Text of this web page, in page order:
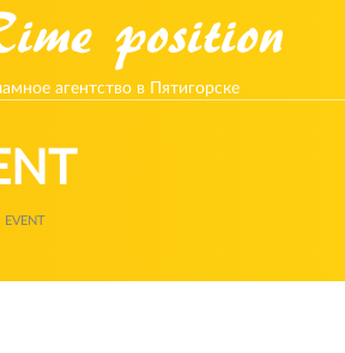
агентство в Пятигорске
EVENT